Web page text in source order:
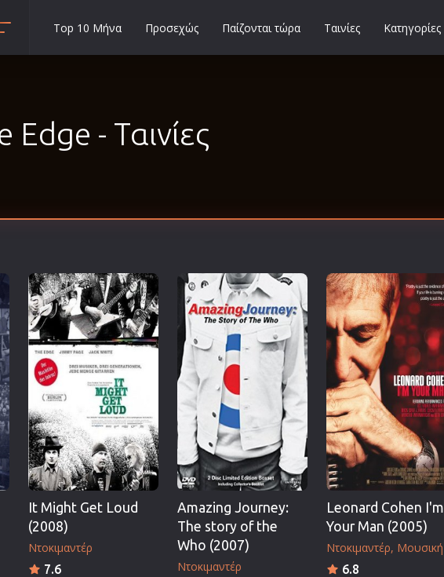
Αισθηματικές
Αισθησιακές
Βιογραφίες
Δράσης
Ελληνικός Κινηματογράφος
Επιβίωσης
Επιστημονικής Φαντασίας
Εποχής
Ερωτικές
Ευρωπαικός Κινηματογράφος
Θρησκευτικές
Θρίλερ
Ιστορικές
Καταστροφής
Κλασσικές
Νεανικές
Παιδικές
Περιπέτειες
Πολεμικές
Πολεμικές Τέχνες
Πολιτική
Σπορ
Τηλεοπτικές Σειρές
Τρόμου
Φαντασίας
Φιλμ Νουάρ
Χριστουγεννιάτικες
Top 10 Μήνα Προσεχώς Παίζονται τώρα Ταινίες Κατηγορίες
Edge - Ταινίες
It Might Get Loud
(2008)
Ντοκιμαντέρ
7.6
Amazing Journey:
The story of the
Who (2007)
Ντοκιμαντέρ
Leonard Cohen I'm
Your Man (2005)
Ντοκιμαντέρ Μουσική
6.8